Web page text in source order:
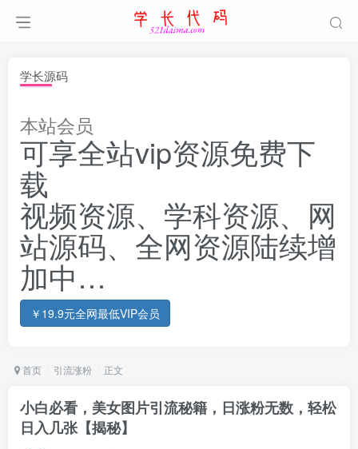
学长源码
本站会员
可享全站vip资源免费下
载
视频资源、学科资源、网
站源码、全网资源陆续增
加中…
￥19.9元全网最低VIP会员
首页 引流涨粉 正文
小白必看，美女图片引流秘籍，日涨粉无数，轻松
日入几张【揭秘】